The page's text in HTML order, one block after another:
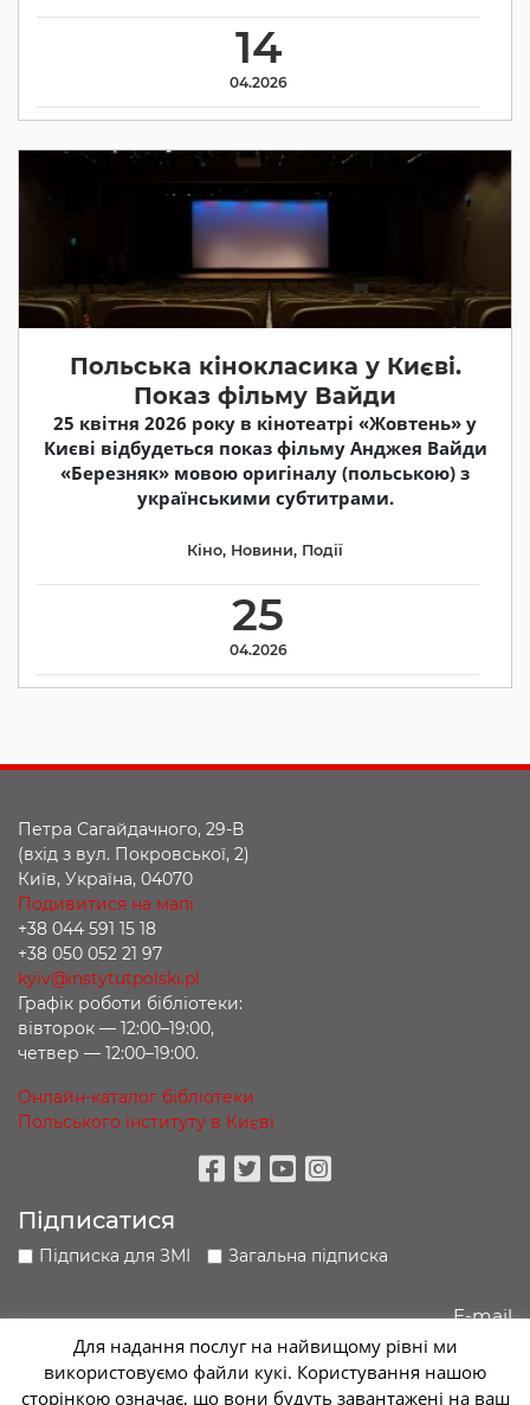
14
04.2026
Польська кінокласика у Києві.
Показ фільму Вайди
25 квітня 2026 року в кінотеатрі «Жовтень» у
Києві відбудеться показ фільму Анджея Вайди
«Березняк» мовою оригіналу (польською) з
українськими субтитрами.
25
04.2026
Кіно, Новини, Події
Петра Сагайдачного, 29-В
(вхід з вул. Покровської, 2)
Київ, Україна, 04070
Подивитися на мапі
+38 044 591 15 18
+38 050 052 21 97
kyiv@instytutpolski.pl
Графік роботи бібліотеки:
вівторок — 12:00–19:00,
четвер — 12:00–19:00.
Онлайн-каталог бібліотеки
Польського інституту в Києві
Підписатися
Підписка для ЗМІ Загальна підписка
Підписатися
Для надання послуг на найвищому рівні ми
використовуємо файли кукі. Користування нашою
сторінкою означає, що вони будуть завантажені на ваш